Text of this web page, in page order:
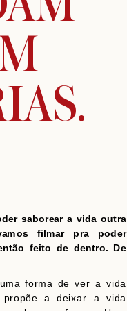
saborear a vida outra
filmar pra poder
feito de dentro. De
forma de ver a vida
propõe a deixar a vida